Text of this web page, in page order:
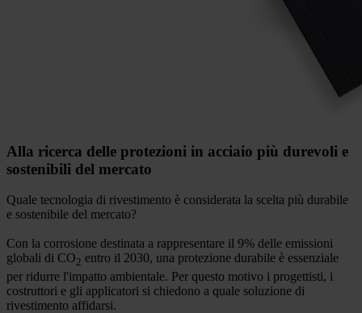
Alla ricerca delle protezioni in acciaio più durevoli e
sostenibili del mercato
Quale tecnologia di rivestimento è considerata la scelta più durabile
e sostenibile del mercato?
Con la corrosione destinata a rappresentare il 9% delle emissioni
globali di CO2 entro il 2030, una protezione durabile è essenziale
per ridurre l'impatto ambientale. Per questo motivo i progettisti, i
costruttori e gli applicatori si chiedono a quale soluzione di
rivestimento affidarsi.